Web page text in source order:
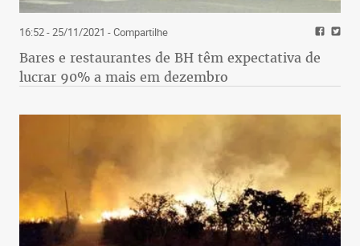
16:52 - 25/11/2021 - Compartilhe
Bares e restaurantes de BH têm expectativa de
lucrar 90% a mais em dezembro